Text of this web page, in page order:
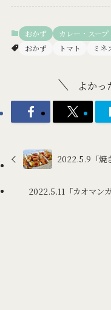
おかず カレー・スー
おかず
トマト ミネ
よかっ
2022.5.9「焼
2022.5.11「カオマン